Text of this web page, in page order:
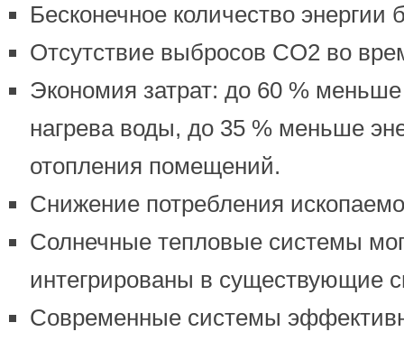
Бесконечное количество энергии
Отсутствие выбросов CO2 во
Экономия затрат: до 60 %
нагрева воды, до 35 % меньше
отопления помещений.
Снижение потребления
Солнечные тепловые системы
интегрированы в существующие
Современные системы